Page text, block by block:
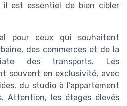
il est essentiel de bien cibler
pour ceux qui souhaitent
des commerces et de la
des transports. Les
souvent en exclusivité, avec
du studio à l’appartement
Attention, les étages élevés